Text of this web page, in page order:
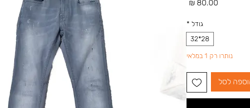
גודל *
28*32
נותרו רק 1 במלאי
לסל